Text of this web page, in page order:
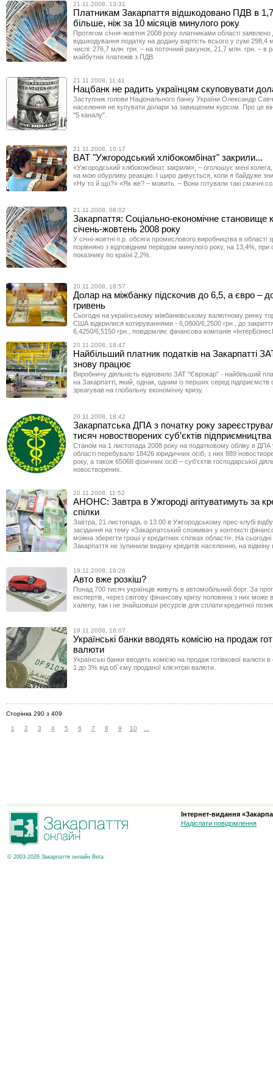
21.11.2008, 13:31
Платникам Закарпаття відшкодовано ПДВ в
більше, ніж за 10 місяців минулого року
Протягом січня-жовтня 2008 року платниками області заявлено
відшкодування податку на додану вартість всього у сумі 298,4
числі: 276,7 млн. грн. – на поточний рахунок, 21,7 млн. грн. – в
майбутніх платежів з ПДВ.
21.11.2008, 11:41
Нацбанк не радить українцям скуповувати
Заступник голови Національного банку України Олександр
населення не купувати долари за завищеним курсом. Про це він
"5 каналу".
21.11.2008, 10:17
ВАТ "Ужгородський хлібокомбінат" закрили...
«Ужгородський хлібокомбінат закрили», – оголошує мені
на мою обурли­ву реакцію. І щиро дивується, коли я байдуже
«Ну то й що?» «Як же? – мовить. – Вони готували такі смачні
21.11.2008, 08:02
Закарпаття: Соціально-економічне становище
січень-жовтень 2008 року
У січні-жовтні п.р. обсяги промислового виробництва в області
порівняно з відповідним періодом минулого року, на 13,4%,
показнику по країні 2,2%.
20.11.2008, 18:57
Долар на міжбанку підскочив до 6,5, а євро –
гривень
Сьогодні на українському міжбанківському валютному ринку
США відкрилися котируваннями - 6,0800/6,2500 грн., до
6,4250/6,5150 грн., повідомляє фінансова компанія
20.11.2008, 18:47
Найбільший платник податків на Закарпатті
знову працює
Виробничу діяльність відновило ЗАТ "Єврокар" - найбільший
на Закарпатті, який, однак, одним із перших серед підприємств
зреагував на глобальну економічну кризу.
20.11.2008, 18:42
Закарпатська ДПА з початку року
тисяч новостворених суб’єктів підприємництва
Станом на 1 листопада 2008 року на податковому обліку в ДПА
області перебувало 18426 юридичних осіб, з них 889
року, а також 65068 фізичних осіб – суб’єктів господарської
новостворених.
20.11.2008, 11:52
АНОНС: Завтра в Ужгороді агітуватимуть за
спілки
Завтра, 21 листопада, о 13.00 в Ужгородському прес-клубі
засідання на тему «Закарпатський споживач у контексті
можна зберегти гроші у кредитних спілках області». На сьогодні
Закарпаття не зупинили видачу кредитів населенню, на відміну
19.11.2008, 16:26
Авто вже розкіш?
Понад 700 тисяч українців живуть в автомобільний борг. За
експертів, через світову фінансову кризу половина з них може
халепу, так і не знайшовши ресурсів для сплати кредитної
19.11.2008, 16:07
Українські банки вводять комісію на продаж
валюти
Українські банки вводять комісію на продаж готівкової валюти
1 до 3% від об`єму проданої клієнтові валюти.
Сторінка 290 з 409
1 2 3 4 5 6 7 8 9 10 ...
© 2003-2026 Закарпаття онлайн Beta
Інтернет-видання
Надіслати повідомлення